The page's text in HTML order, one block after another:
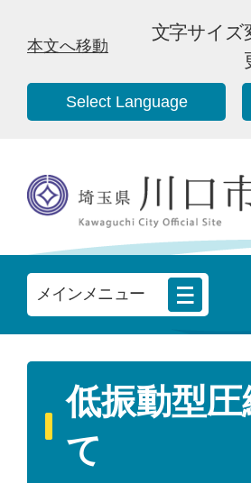
本文へ移動
文字サイズ
Select Language
メインメニュー
低振動型
て